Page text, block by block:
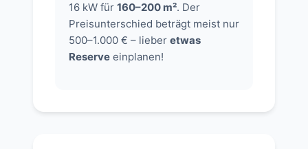
16 kW für 160–200 m². Der
Preisunterschied beträgt meist nur
500–1.000 € – lieber etwas
Reserve einplanen!